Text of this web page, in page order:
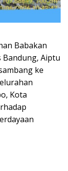
Babakan
Bandung, Aiptu
ke
Kota